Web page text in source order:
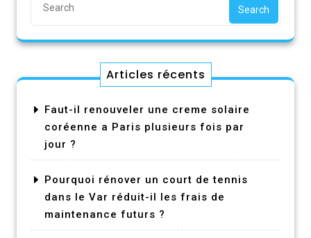
Search
Articles récents
Faut-il renouveler une creme solaire
coréenne a Paris plusieurs fois par
jour ?
Pourquoi rénover un court de tennis
dans le Var réduit-il les frais de
maintenance futurs ?